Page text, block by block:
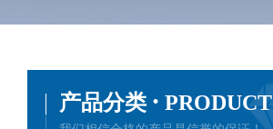
产品分类 · PRODUCT